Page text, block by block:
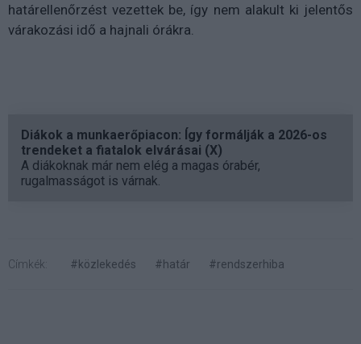
határellenőrzést vezettek be, így nem alakult ki jelentős
várakozási idő a hajnali órákra.
Diákok a munkaerőpiacon: Így formálják a 2026-os
trendeket a fiatalok elvárásai (X)
A diákoknak már nem elég a magas órabér,
rugalmasságot is várnak.
Címkék: #közlekedés #határ #rendszerhiba